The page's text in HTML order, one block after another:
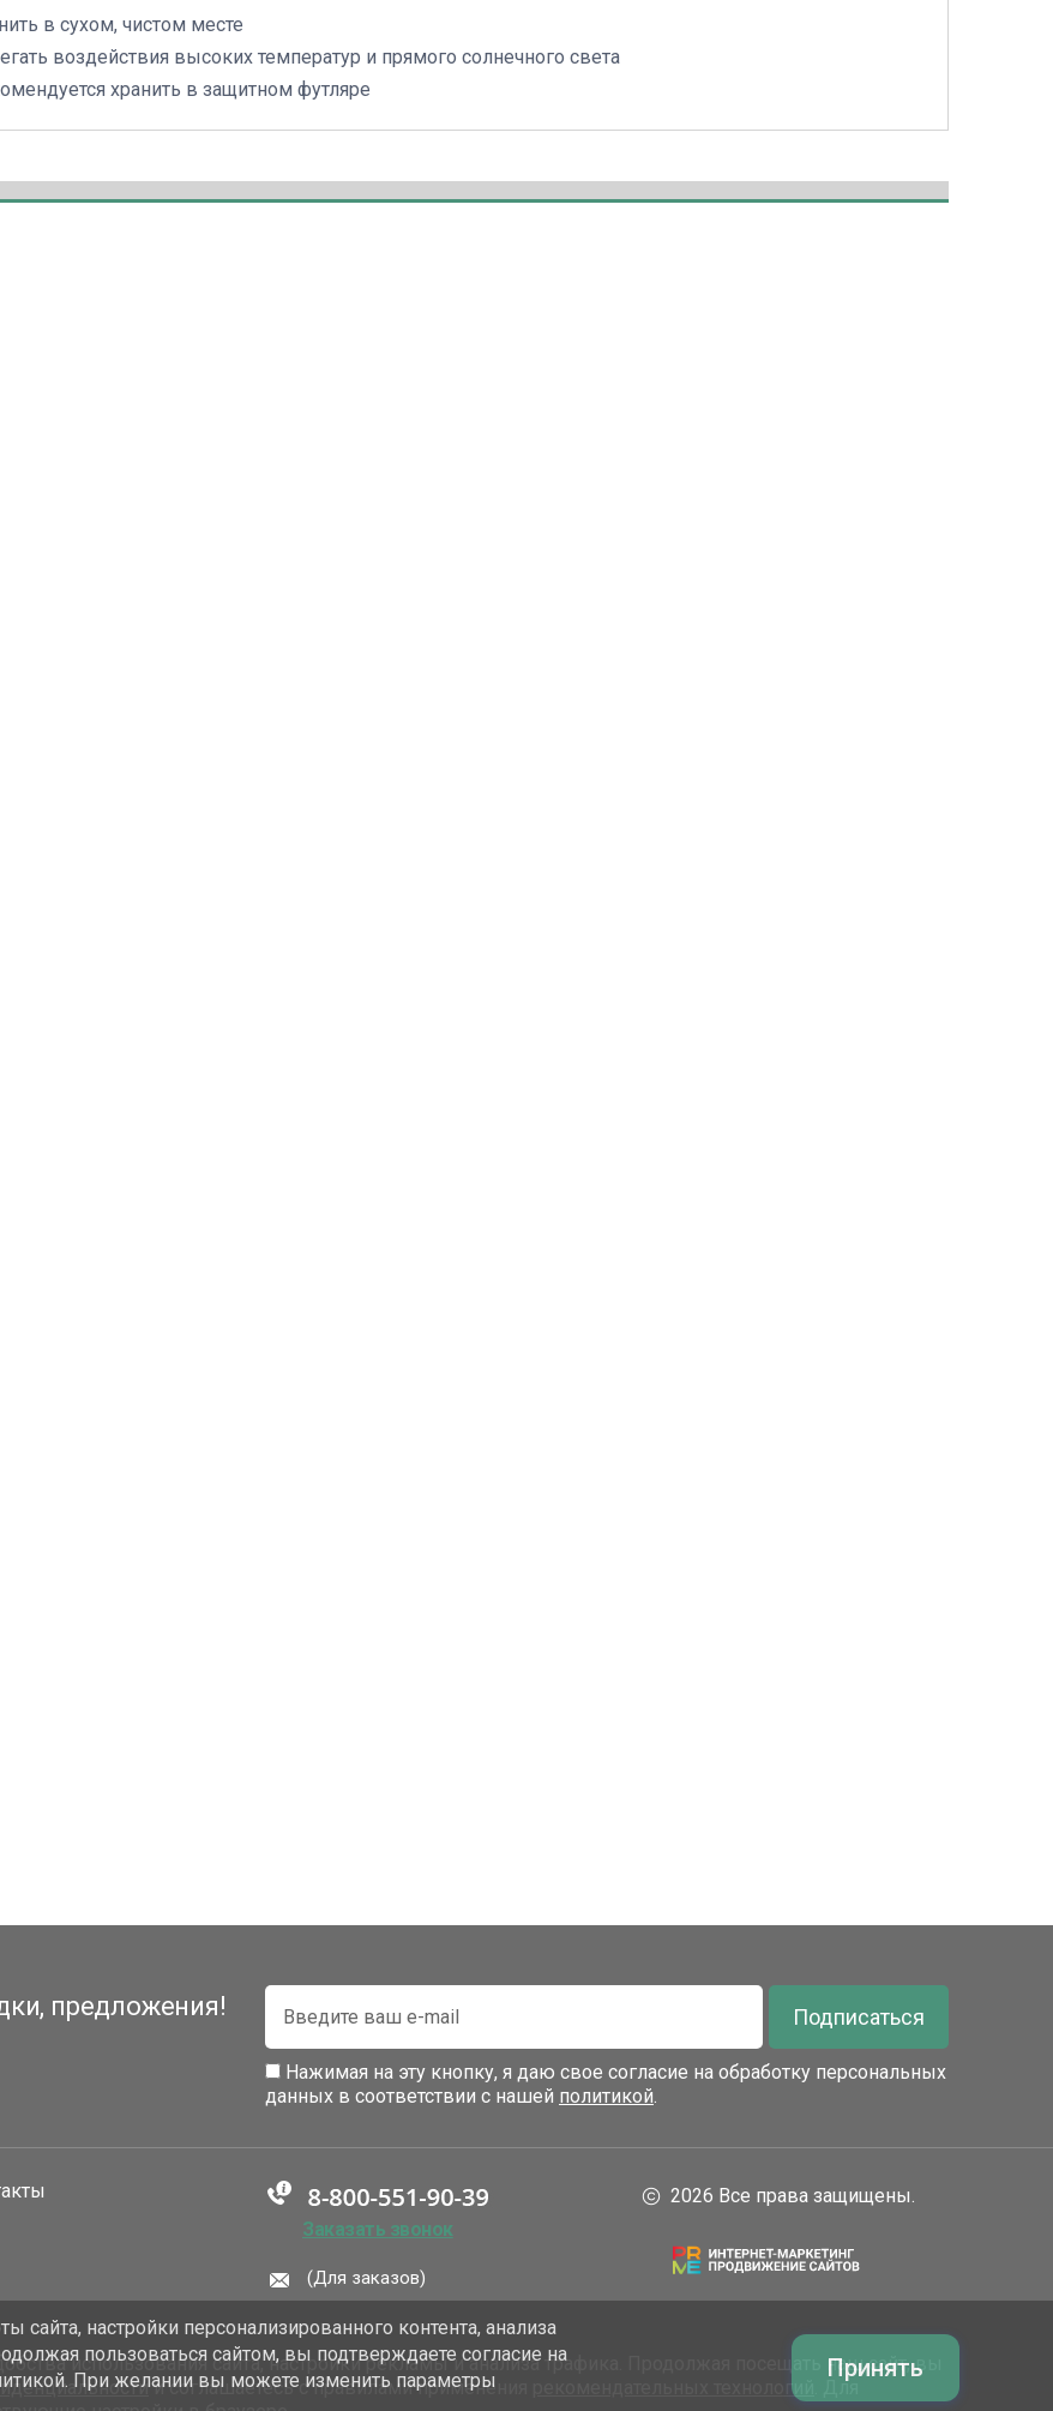
в сухом, чистом месте
воздействия высоких температур и прямого солнечного света
хранить в защитном футляре
предложения! Подписаться
Нажимая на эту кнопку, я даю свое согласие на обработку персональных
данных в соответствии с нашей политикой.
Заказать звонок
(Для заказов)
2026 Все права защищены.
использования сайта, настройки рекламы и анализа трафика. Продолжая посещать наш сайт, вы
и соглашаетесь с правилами применения рекомендательных технологий
. Для
настройки персонализированного контента, анализа
пользоваться сайтом, вы подтверждаете согласие на
При желании вы можете изменить параметры
Принять